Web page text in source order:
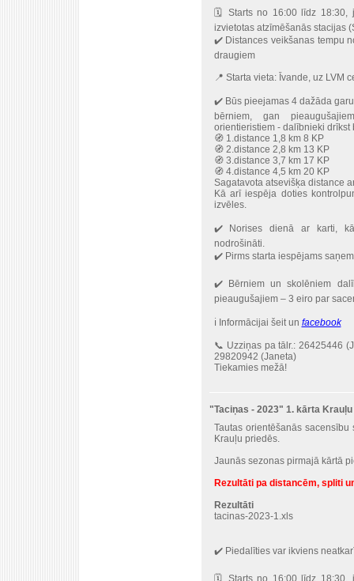
🗓 Starts no 16:00 līdz 18:30,
izvietotas atzīmēšanās stacijas
✔️ Distances veikšanas tempu
draugiem
📍 Starta vieta: Īvande, uz LVM
✔️ Būs pieejamas 4 dažāda
bērniem, gan
orientieristiem - dalībnieki
🧭 1.distance 1,8 km 8 KP
🧭 2.distance 2,8 km 13 KP
🧭 3.distance 3,7 km 17 KP
🧭 4.distance 4,5 km 20 KP
Sagatavota atsevišķa distance
Kā arī iespēja doties
izvēles.
✔️ Norises dienā ar karti,
nodrošināti.
✔️ Pirms starta iespējams
✔️ Bērniem un skolēniem
pieaugušajiem – 3 eiro par
ℹ️ Informācijai šeit un facebook
📞 Uzziņas pa tālr.: 26425446
29820942 (Janeta)
Tiekamies mežā!
"Taciņas - 2023" 1. kārta
Tautas orientēšanās
Krauļu priedēs.
Jaunās sezonas pirmajā kārtā
Rezultāti pa distancēm, spliti
Rezultāti
tacinas-2023-1.xls
✔️ Piedalīties var ikviens
🗓 Starts no 16:00 līdz 18:30,